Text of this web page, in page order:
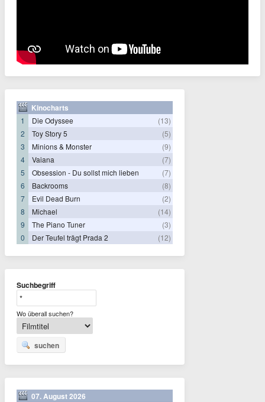
Kinocharts
1 Die Odyssee
(13)
2
Toy Story 5
(5)
3
Minions & Monster
(9)
4
Vaiana
(7)
5
Obsession - Du sollst mich lieben
(7)
6
Backrooms
(8)
7
Evil Dead Burn
(2)
8
Michael
(14)
9
The Piano Tuner
(3)
0
Der Teufel trägt Prada 2 (12)
Suchbegriff
Wo überall suchen?
suchen
07. August 2026